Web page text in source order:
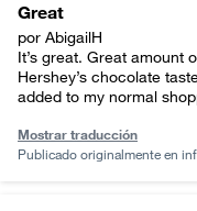
Great
por AbigailH
It’s great. Great amount
Hershey’s chocolate
added to my normal
Mostrar traducción
Publicado originalmente en